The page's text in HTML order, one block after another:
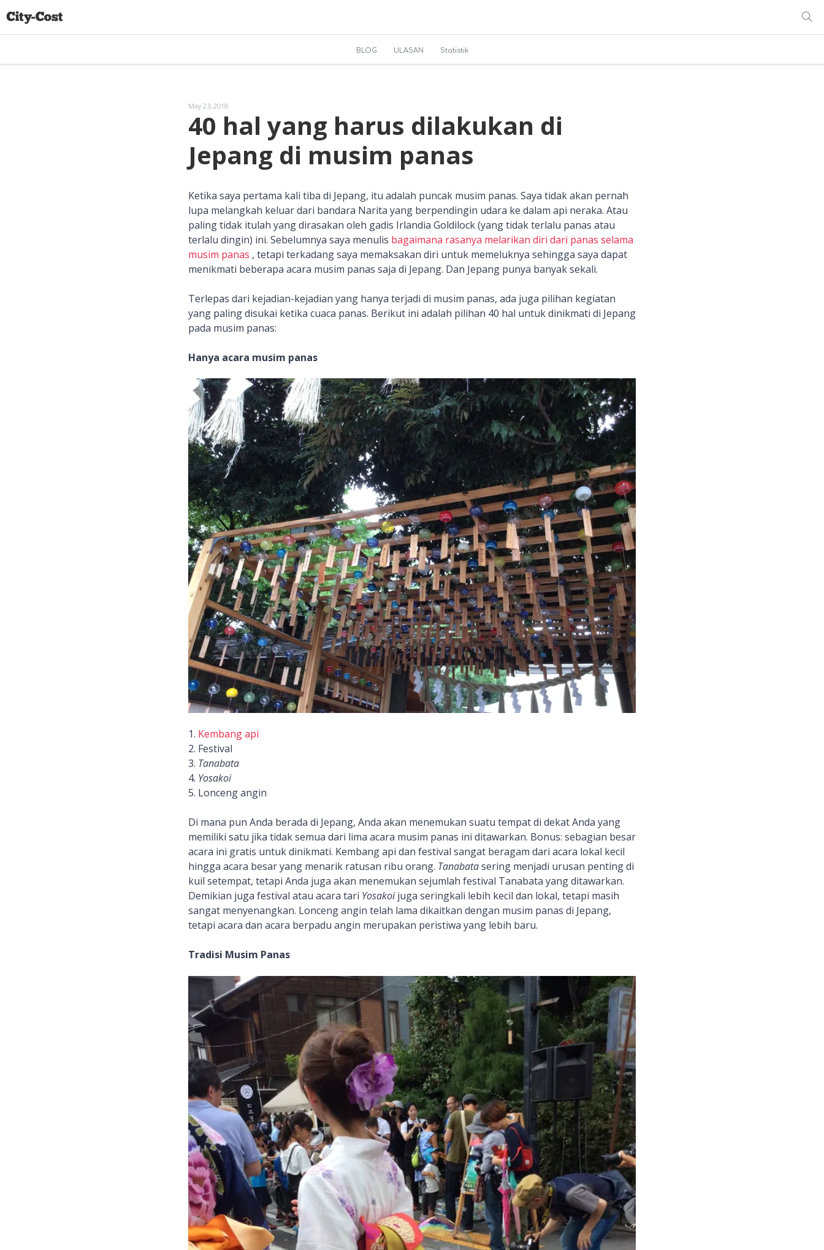
BLOG ULASAN Statistik
May 23, 2018
40 hal yang harus dilakukan di
Jepang di musim panas
Ketika saya pertama kali tiba di Jepang, itu adalah puncak musim panas. Saya tidak akan pernah
lupa melangkah keluar dari bandara Narita yang berpendingin udara ke dalam api neraka. Atau
paling tidak itulah yang dirasakan oleh gadis Irlandia Goldilock (yang tidak terlalu panas atau
terlalu dingin) ini. Sebelumnya saya menulis bagaimana rasanya melarikan diri dari panas selama
musim panas , tetapi terkadang saya memaksakan diri untuk memeluknya sehingga saya dapat
menikmati beberapa acara musim panas saja di Jepang. Dan Jepang punya banyak sekali.
Terlepas dari kejadian-kejadian yang hanya terjadi di musim panas, ada juga pilihan kegiatan
yang paling disukai ketika cuaca panas. Berikut ini adalah pilihan 40 hal untuk dinikmati di Jepang
pada musim panas:
Hanya acara musim panas
1. Kembang api
2. Festival
3. Tanabata
4. Yosakoi
5. Lonceng angin
Di mana pun Anda berada di Jepang, Anda akan menemukan suatu tempat di dekat Anda yang
memiliki satu jika tidak semua dari lima acara musim panas ini ditawarkan. Bonus: sebagian besar
acara ini gratis untuk dinikmati. Kembang api dan festival sangat beragam dari acara lokal kecil
hingga acara besar yang menarik ratusan ribu orang. Tanabatasering menjadi urusan penting di
kuil setempat, tetapi Anda juga akan menemukan sejumlah festival Tanabata yang ditawarkan.
Demikian juga festival atau acara tari Yosakoijuga seringkali lebih kecil dan lokal, tetapi masih
sangat menyenangkan. Lonceng angin telah lama dikaitkan dengan musim panas di Jepang,
tetapi acara dan acara berpadu angin merupakan peristiwa yang lebih baru.
Tradisi Musim Panas